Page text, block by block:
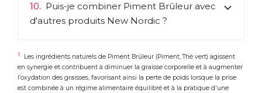
10. Puis-je combiner Piment Brûleur avec
d'autres produits New Nordic ?
1
Les ingrédients naturels de Piment Brûleur (Piment, Thé vert) agissent
en synergie et contribuent à diminuer la graisse corporelle et à augmenter
l’oxydation des graisses, favorisant ainsi la perte de poids lorsque la prise
est combinée à un régime alimentaire équilibré et à la pratique d'une